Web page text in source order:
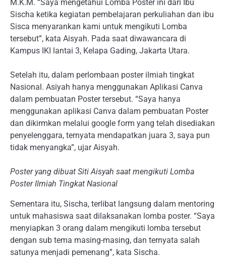
M.K.M. “Saya mengetahui Lomba Poster ini dari Ibu
Sischa ketika kegiatan pembelajaran perkuliahan dan ibu
Sisca menyarankan kami untuk mengikuti Lomba
tersebut”, kata Aisyah. Pada saat diwawancara di
Kampus IKI lantai 3, Kelapa Gading, Jakarta Utara.
Setelah itu, dalam perlombaan poster ilmiah tingkat
Nasional. Asiyah hanya menggunakan Aplikasi Canva
dalam pembuatan Poster tersebut. “Saya hanya
menggunakan aplikasi Canva dalam pembuatan Poster
dan dikirmkan melalui google form yang telah disediakan
penyelenggara, ternyata mendapatkan juara 3, saya pun
tidak menyangka”, ujar Aisyah.
Poster yang dibuat Siti Aisyah saat mengikuti Lomba
Poster Ilmiah Tingkat Nasional
Sementara itu, Sischa, terlibat langsung dalam mentoring
untuk mahasiswa saat dilaksanakan lomba poster. “Saya
menyiapkan 3 orang dalam mengikuti lomba tersebut
dengan sub tema masing-masing, dan ternyata salah
satunya menjadi pemenang”, kata Sischa.